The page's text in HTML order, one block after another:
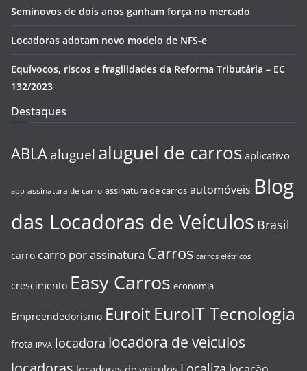
Seminovos de dois anos ganham força no mercado
Locadoras adotam novo modelo de NFS-e
Equívocos, riscos e fragilidades da Reforma Tributária – EC
132/2023
Destaques
ABLA aluguel aluguel de carros aplicativo
app assinatura de carro assinatura de carros automóveis Blog
das Locadoras de Veículos Brasil
carro carro por assinatura Carros carros elétricos
crescimento Easy Carros economia
Empreendedorismo Euroit EuroIT Tecnologia
frota IPVA locadora locadora de veiculos